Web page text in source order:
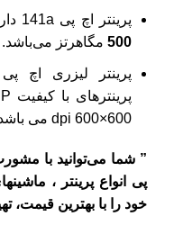
پرینتر اچ پی 141a
500 مگاهرتز می‌باشد.
600×600 dpi می باشد.
” شما می‌توانید با
پی
انواع پرینتر ،
خود را با بهترین قیمت،